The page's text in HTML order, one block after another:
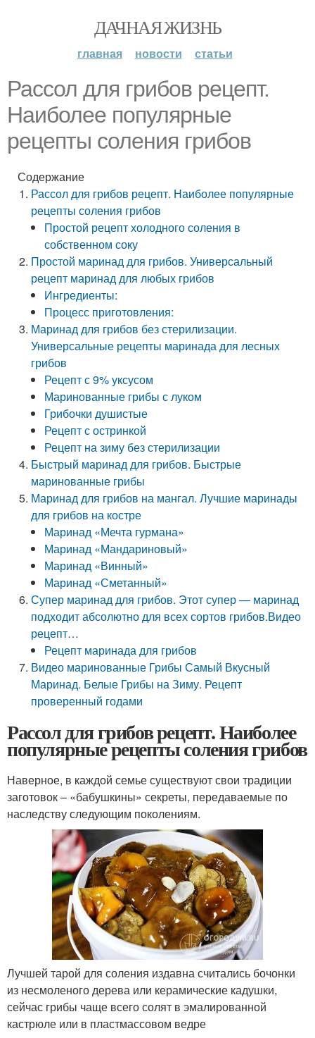
ДАЧНАЯ ЖИЗНЬ
главная новости статьи
Рассол для грибов рецепт.
Наиболее популярные
рецепты соления грибов
Содержание
Рассол для грибов рецепт. Наиболее популярные
рецепты соления грибов
Простой рецепт холодного соления в
собственном соку
Простой маринад для грибов. Универсальный
рецепт маринад для любых грибов
Ингредиенты:
Процесс приготовления:
Маринад для грибов без стерилизации.
Универсальные рецепты маринада для лесных
грибов
Рецепт с 9% уксусом
Маринованные грибы с луком
Грибочки душистые
Рецепт с остринкой
Рецепт на зиму без стерилизации
Быстрый маринад для грибов. Быстрые
маринованные грибы
Маринад для грибов на мангал. Лучшие маринады
для грибов на костре
Маринад «Мечта гурмана»
Маринад «Мандариновый»
Маринад «Винный»
Маринад «Сметанный»
Супер маринад для грибов. Этот супер — маринад
подходит абсолютно для всех сортов грибов.Видео
рецепт…
Рецепт маринада для грибов
Видео маринованные Грибы Самый Вкусный
Маринад. Белые Грибы на Зиму. Рецепт
проверенный годами
Рассол для грибов рецепт. Наиболее
популярные рецепты соления грибов
Наверное, в каждой семье существуют свои традиции
заготовок – «бабушкины» секреты, передаваемые по
наследству следующим поколениям.
Лучшей тарой для соления издавна считались бочонки
из несмоленого дерева или керамические кадушки,
сейчас грибы чаще всего солят в эмалированной
кастрюле или в пластмассовом ведре